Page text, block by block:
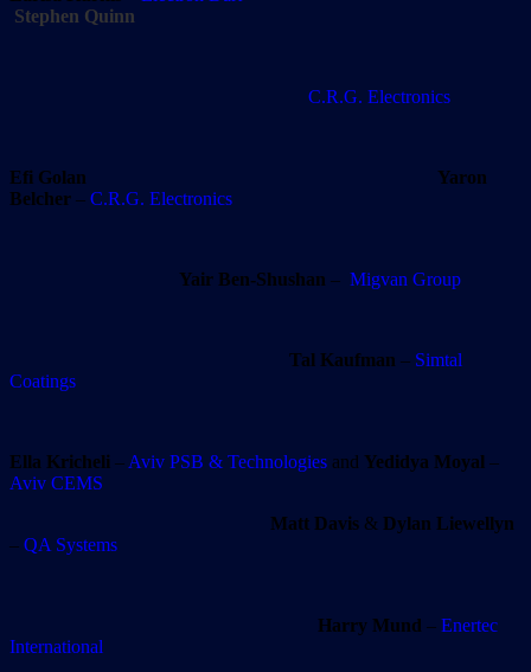
Stephen Quinn
C.R.G. Electronics
Efi Golan
Yaron
Belcher – C.R.G. Electronics
Yair Ben-Shushan – Migvan Group
Tal Kaufman – Simtal
Coatings
Ella Kricheli – Aviv PSB & Technologies and Yedidya Moyal –
Aviv CEMS
Matt Davis & Dylan Liewellyn
– QA Systems
Harry Mund – Enertec
International